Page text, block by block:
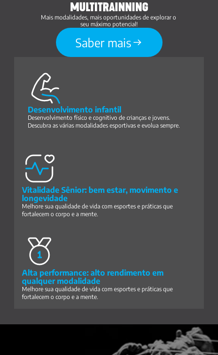
MULTITRAINNING
Mais modalidades, mais oportunidades de explorar o
seu máximo potencial!
Saber mais
Desenvolvimento infantil
Desenvolvimento físico e cognitivo de crianças e jovens.
Descubra as várias modalidades esportivas e evolua sempre.
Vitalidade Sênior: bem estar, movimento e
longevidade
Melhore sua qualidade de vida com esportes e práticas que
fortalecem o corpo e a mente.
Alta performance: alto rendimento em
qualquer modalidade
Melhore sua qualidade de vida com esportes e práticas que
fortalecem o corpo e a mente.